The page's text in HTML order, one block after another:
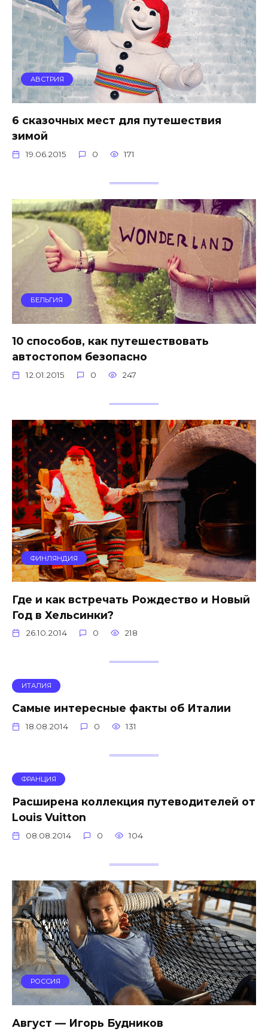
АВСТРИЯ
6 сказочных мест для путешествия
зимой
19.06.2015 0 171
БЕЛЬГИЯ
10 способов, как путешествовать
автостопом безопасно
12.01.2015 0 247
ФИНЛЯНДИЯ
Где и как встречать Рождество и Новый
Год в Хельсинки?
26.10.2014 0 218
ИТАЛИЯ
Самые интересные факты об Италии
18.08.2014 0 131
ФРАНЦИЯ
Расширена коллекция путеводителей от
Louis Vuitton
08.08.2014 0 104
РОССИЯ
Август — Игорь Будников